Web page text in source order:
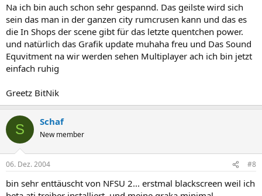
Na ich bin auch schon sehr gespannd. Das geilste wird sich
sein das man in der ganzen city rumcrusen kann und das es
die In Shops der scene gibt für das letzte quentchen power.
und natürlich das Grafik update muhaha freu und Das Sound
Equvitment na wir werden sehen Multiplayer ach ich bin jetzt
einfach ruhig
Greetz BitNik
S Schaf
New member
06. Dez. 2004 #8
bin sehr enttäuscht von NFSU 2... erstmal blackscreen weil ich